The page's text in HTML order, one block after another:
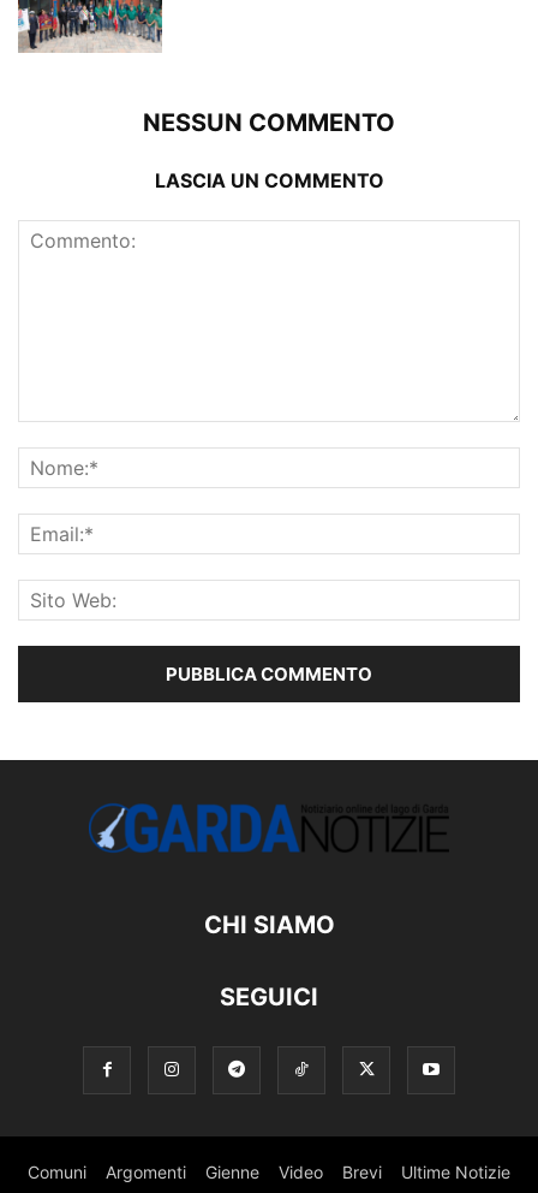
NESSUN COMMENTO
LASCIA UN COMMENTO
CHI SIAMO
SEGUICI
Comuni Argomenti Gienne Video Brevi Ultime Notizie